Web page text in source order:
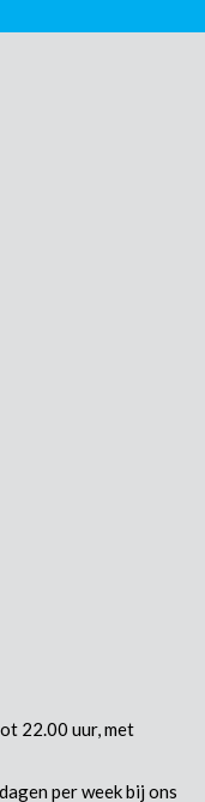
22.00 uur, met
per week bij ons